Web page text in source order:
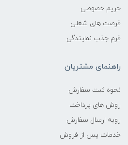
حریم خصوصی
فرصت های شغلی
فرم جذب نمایندگی
راهنمای مشتریان
نحوه ثبت سفارش
روش های پرداخت
رویه ارسال سفارش
خدمات پس از فروش